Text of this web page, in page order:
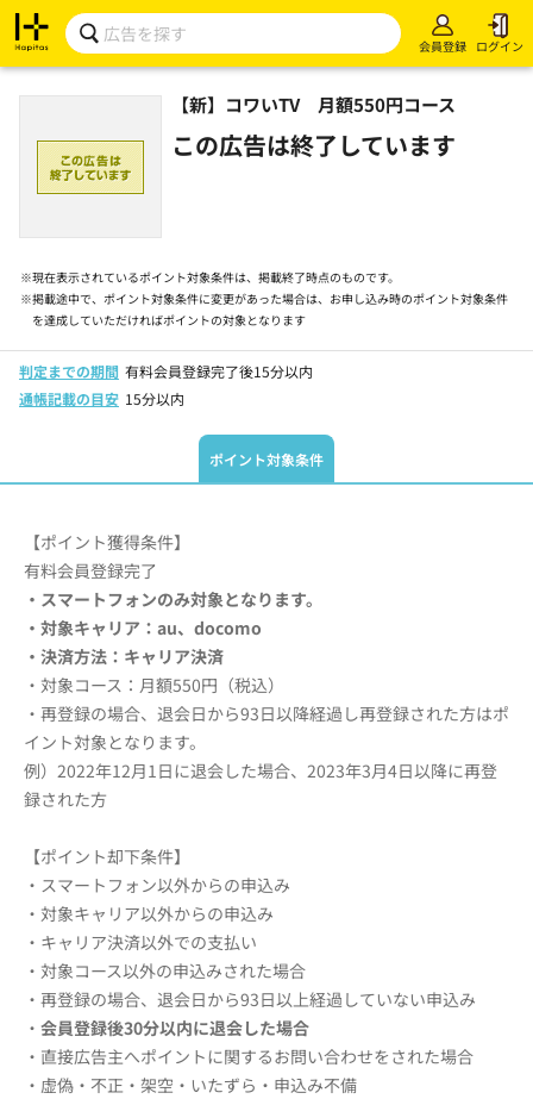
会員登録 ログイン
【新】コワいTV 月額550円コース
この広告は終了しています
※現在表示されているポイント対象条件は、掲載終了時点のものです。
※掲載途中で、ポイント対象条件に変更があった場合は、お申し込み時のポイント対象条件
を達成していただければポイントの対象となります
判定までの期間 有料会員登録完了後15分以内
通帳記載の目安 15分以内
ポイント対象条件
【ポイント獲得条件】
有料会員登録完了
・スマートフォンのみ対象となります。
・対象キャリア：au、docomo
・決済方法：キャリア決済
・対象コース：月額550円（税込）
・再登録の場合、退会日から93日以降経過し再登録された方はポ
イント対象となります。
例）2022年12月1日に退会した場合、2023年3月4日以降に再登
録された方
【ポイント却下条件】
・スマートフォン以外からの申込み
・対象キャリア以外からの申込み
・キャリア決済以外での支払い
・対象コース以外の申込みされた場合
・再登録の場合、退会日から93日以上経過していない申込み
・ 会員登録後30分以内に退会した場合
・直接広告主へポイントに関するお問い合わせをされた場合
・虚偽・不正・架空・いたずら・申込み不備